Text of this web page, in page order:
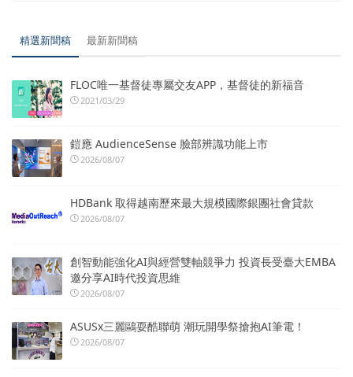
精選新聞稿 最新新聞稿
FLOC唯一基督徒專屬交友APP，基督徒的新福音
2021/03/29
鎧應 AudienceSense 臉部辨識功能上市
2026/08/07
HDBank 取得越南歷來最大規模國際銀團社會貸款
2026/08/07
創智動能強化AI與經營雙軸競爭力 投資長受臺大EMBA
邀分享AI時代投資思維
2026/08/07
ASUSx三麗鷗耍酷聯萌 潮玩開學祭搶抱AI筆電！
2026/08/07